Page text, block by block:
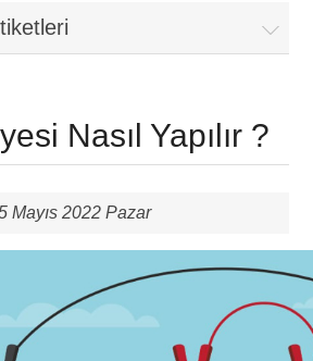
Nasıl Yapılır ?
Mayıs 2022 Pazar